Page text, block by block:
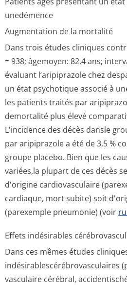
unedémence
Augmentation de la mortalité
Dans trois études cliniques
= 938; âgemoyen: 82,4 ans;
évaluant l’aripiprazole chez
un état psychotique associé à
les patients traités par
demortalité plus élevé
L'incidence des décès dansle
par aripiprazole a été de 3,5 %
groupe placebo. Bien que les
variées,la plupart de ces décès
d'origine cardiovasculaire
cardiaque, mort subite) soit
(parexemple pneumonie) (voir
Effets indésirables
Dans ces mêmes études
indésirablescé­rébrovasculai­res
vasculaire cérébral,